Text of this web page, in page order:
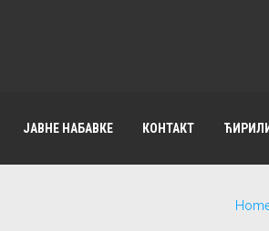
ЈАВНЕ НАБАВКЕ КОНТАКТ